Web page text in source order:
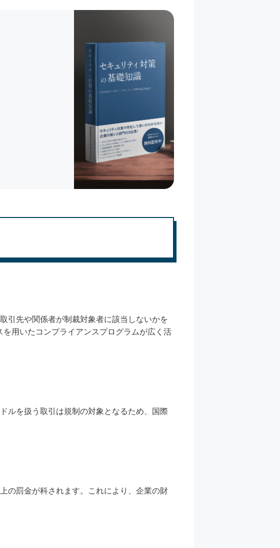
引先や関係者が制裁対象者に該当しないかを
用いたコンプライアンスプログラムが広く活
ルを扱う取引は規制の対象となるため、国際
の罰金が科されます。これにより、企業の財